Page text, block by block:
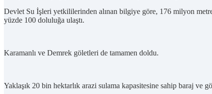
Devlet Su İşleri yetkililerinden alınan bilgiye göre, 176 milyon
yüzde 100 doluluğa ulaştı.
Karamanlı ve Demrek göletleri de tamamen doldu.
Yaklaşık 20 bin hektarlık arazi sulama kapasitesine sahip baraj ve